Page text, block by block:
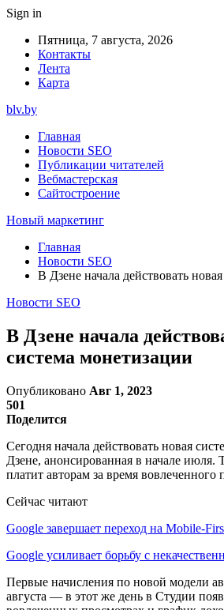
Sign in
Пятница, 7 августа, 2026
Контакты
Лента
Карта
blv.by
Главная
Новости SEO
Публикации читателей
Вебмастерская
Сайтостроение
Новый маркетинг
Главная
Новости SEO
В Дзене начала действовать
Новости SEO
В Дзене начала
система монетизации
Опубликовано Авг 1, 2023
501
Поделится
Сегодня начала действовать новая
Дзене, анонсированная в начале июля.
платит авторам за время вовлеченного
Сейчас читают
Google завершает переход на Mobile-
Google усиливает борьбу с
Первые начисления по новой модели
августа — в этот же день в Студии